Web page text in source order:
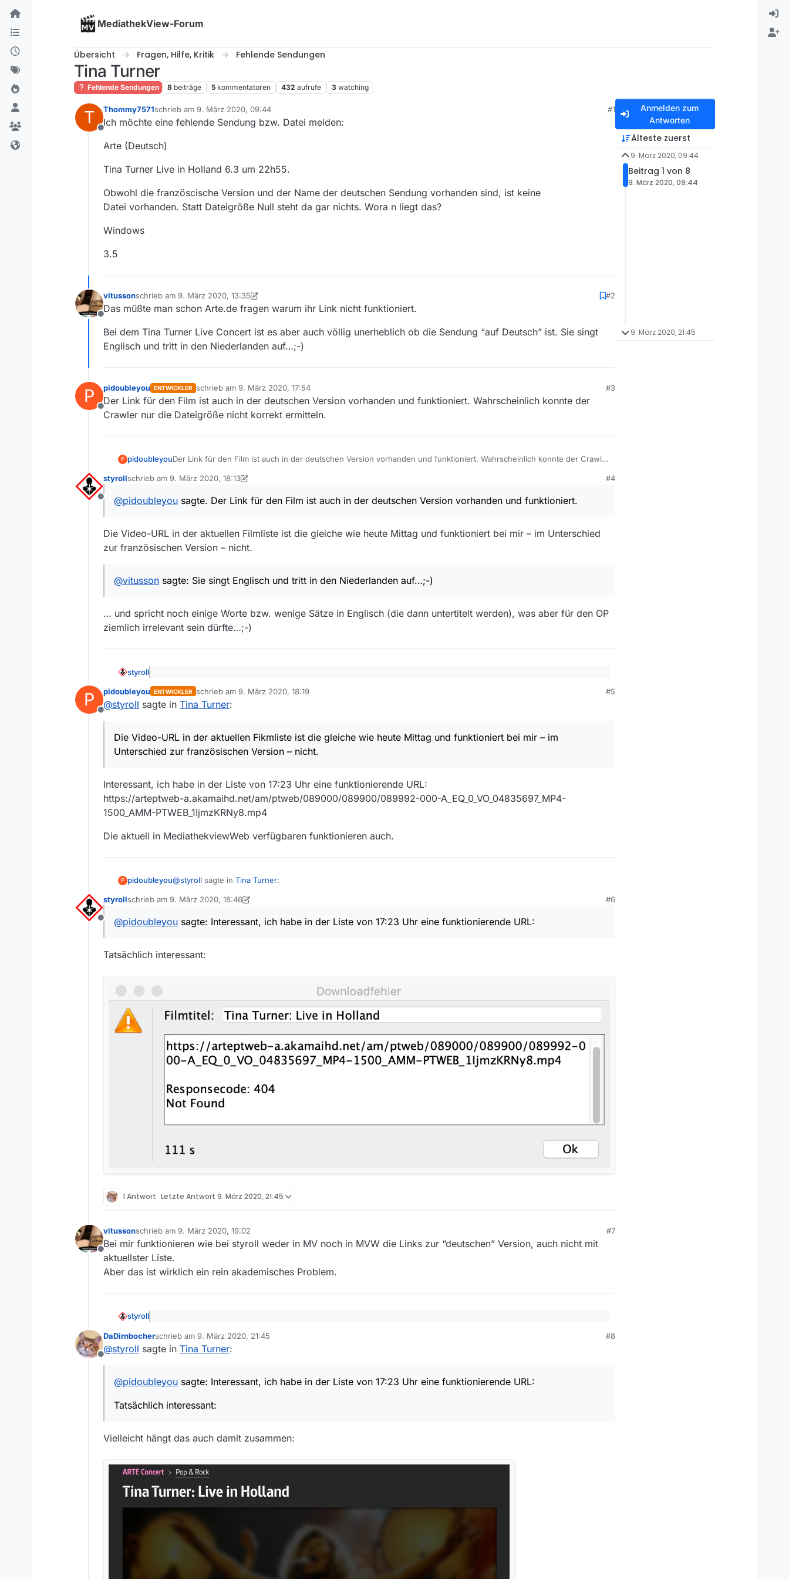
Skip to content
MediathekView-Forum
Übersicht Fragen, Hilfe, Kritik Fehlende Sendungen
Tina Turner
Fehlende Sendungen 8 beiträge 5 kommentatoren 432 aufrufe 3 watching
T
Offline
Thommy7571schrieb am 9. März 2020, 09:44
zuletzt editiert von
#1
Ich möchte eine fehlende Sendung bzw. Datei melden:
Arte (Deutsch)
Tina Turner Live in Holland 6.3 um 22h55.
Obwohl die französcische Version und der Name der deutschen Sendung vorhanden sind, ist keine
Datei vorhanden. Statt Dateigröße Null steht da gar nichts. Wora n liegt das?
Windows
3.5
Offline
vitussonschrieb am 9. März 2020, 13:35
zuletzt editiert von vitusson3. Sept. 2020, 18:14
#2
Das müßte man schon Arte.de fragen warum ihr Link nicht funktioniert.
Bei dem Tina Turner Live Concert ist es aber auch völlig unerheblich ob die Sendung “auf Deutsch” ist. Sie singt
Englisch und tritt in den Niederlanden auf…;-)
P
Offline
pidoubleyou ENTWICKLER schrieb am 9. März 2020, 17:54
zuletzt editiert von
#3
Der Link für den Film ist auch in der deutschen Version vorhanden und funktioniert. Wahrscheinlich konnte der
Crawler nur die Dateigröße nicht korrekt ermitteln.
P pidoubleyouDer Link für den Film ist auch in der deutschen Version vorhanden und funktioniert. Wahrscheinlich konnte der Crawler
Offline
styrollschrieb am 9. März 2020, 18:13
zuletzt editiert von styroll
#4
@pidoubleyou sagte. Der Link für den Film ist auch in der deutschen Version vorhanden und funktioniert.
Die Video-URL in der aktuellen Filmliste ist die gleiche wie heute Mittag und funktioniert bei mir – im Unterschied
zur französischen Version – nicht.
@vitusson sagte: Sie singt Englisch und tritt in den Niederlanden auf…;-)
… und spricht noch einige Worte bzw. wenige Sätze in Englisch (die dann untertitelt werden), was aber für den OP
ziemlich irrelevant sein dürfte…;-)
styroll
Die Video-URL in der aktuellen Filmliste ist die gleiche wie heute Mittag und funktioniert bei mir – im Unterschied zur
@vitussonsagte: Sie singt Englisch und tritt in den Niederlanden auf…;-)
irrelevant sein dürfte…;-)
P
Offline
pidoubleyou ENTWICKLER schrieb am 9. März 2020, 18:19
zuletzt editiert von
#5
@styroll sagte in Tina Turner:
Die Video-URL in der aktuellen Fikmliste ist die gleiche wie heute Mittag und funktioniert bei mir – im
Unterschied zur französischen Version – nicht.
Interessant, ich habe in der Liste von 17:23 Uhr eine funktionierende URL:
https://arteptweb-a.akamaihd.net/am/ptweb/089000/089900/089992-000-A_EQ_0_VO_04835697_MP4-
1500_AMM-PTWEB_1IjmzKRNy8.mp4
Die aktuell in MediathekviewWeb verfügbaren funktionieren auch.
P pidoubleyou@styroll sagte in Tina Turner:
zur französischen Version – nicht.
PTWEB_1IjmzKRNy8.mp4
Die aktuell in MediathekviewWeb verfügbaren funktionieren auch.
Offline
styrollschrieb am 9. März 2020, 18:46
zuletzt editiert von styroll 3. Sept. 2020, 19:51
#6
@pidoubleyou sagte: Interessant, ich habe in der Liste von 17:23 Uhr eine funktionierende URL:
Tatsächlich interessant:
1 Antwort Letzte Antwort 9. März 2020, 21:45
Offline
vitussonschrieb am 9. März 2020, 19:02
zuletzt editiert von
#7
Bei mir funktionieren wie bei styroll weder in MV noch in MVW die Links zur “deutschen” Version, auch nicht mit
aktuellster Liste.
Aber das ist wirklich ein rein akademisches Problem.
styroll
Tatsächlich interessant:
Offline
DaDirnbocherschrieb am 9. März 2020, 21:45
zuletzt editiert von
#8
@styroll sagte in Tina Turner:
@pidoubleyou sagte: Interessant, ich habe in der Liste von 17:23 Uhr eine funktionierende URL:
Tatsächlich interessant:
Vielleicht hängt das auch damit zusammen:
Anmelden zum
Antworten
Älteste zuerst
9. März 2020, 09:44
Beitrag 1 von 8
9. März 2020, 09:44
9. März 2020, 21:45